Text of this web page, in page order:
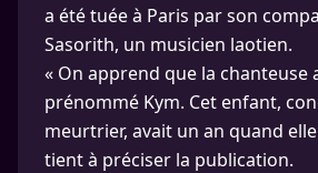
a été tuée à Paris par son
Sasorith, un musicien laotien.
« On apprend que la chanteuse
prénommé Kym. Cet enfant,
meurtrier, avait un an quand
tient à préciser la publication.